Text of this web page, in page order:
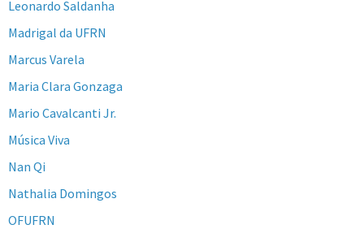
Leonardo Saldanha
Madrigal da UFRN
Marcus Varela
Maria Clara Gonzaga
Mario Cavalcanti Jr.
Música Viva
Nan Qi
Nathalia Domingos
OFUFRN